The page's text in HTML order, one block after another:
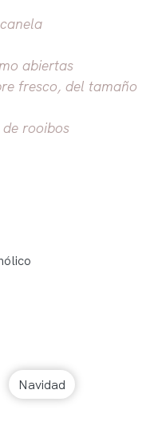
abiertas
fresco, del tamaño
rooibos
Navidad